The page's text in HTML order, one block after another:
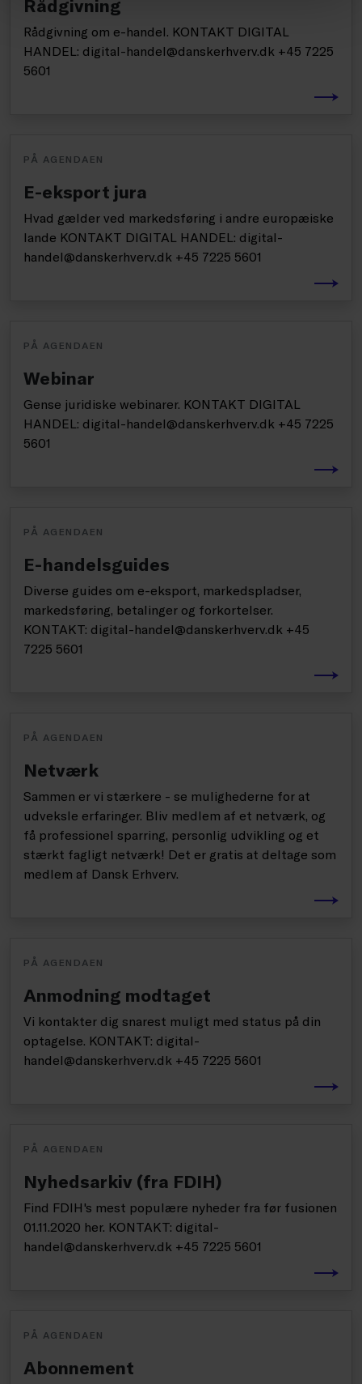
Rådgivning
Rådgivning om e-handel. KONTAKT DIGITAL
HANDEL: digital-handel@danskerhverv.dk +45 7225
5601
PÅ AGENDAEN
E-eksport jura
Hvad gælder ved markedsføring i andre europæiske
lande KONTAKT DIGITAL HANDEL: digital-
handel@danskerhverv.dk +45 7225 5601
PÅ AGENDAEN
Webinar
Gense juridiske webinarer. KONTAKT DIGITAL
HANDEL: digital-handel@danskerhverv.dk +45 7225
5601
PÅ AGENDAEN
E-handelsguides
Diverse guides om e-eksport, markedspladser,
markedsføring, betalinger og forkortelser.
KONTAKT: digital-handel@danskerhverv.dk +45
7225 5601
PÅ AGENDAEN
Netværk
Sammen er vi stærkere - se mulighederne for at
udveksle erfaringer. Bliv medlem af et netværk, og
få professionel sparring, personlig udvikling og et
stærkt fagligt netværk! Det er gratis at deltage som
medlem af Dansk Erhverv.
PÅ AGENDAEN
Anmodning modtaget
Vi kontakter dig snarest muligt med status på din
optagelse. KONTAKT: digital-
handel@danskerhverv.dk +45 7225 5601
PÅ AGENDAEN
Nyhedsarkiv (fra FDIH)
Find FDIH's mest populære nyheder fra før fusionen
01.11.2020 her. KONTAKT: digital-
handel@danskerhverv.dk +45 7225 5601
PÅ AGENDAEN
Abonnement